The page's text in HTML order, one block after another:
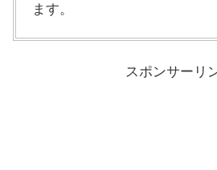
ます。
スポンサーリ